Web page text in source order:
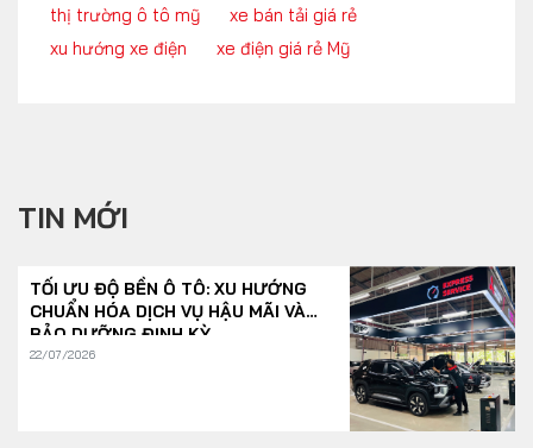
thị trường ô tô mỹ
xe bán tải giá rẻ
xu hướng xe điện
xe điện giá rẻ Mỹ
TIN MỚI
TỐI ƯU ĐỘ BỀN Ô TÔ: XU HƯỚNG
CHUẨN HÓA DỊCH VỤ HẬU MÃI VÀ
BẢO DƯỠNG ĐỊNH KỲ
22/07/2026